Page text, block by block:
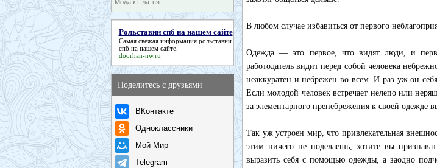
Мода › Платья
Рольставни спб на нашем сайте
Самая свежая информация рольставни
спб на нашем сайте.
doorhan-nw.ru
Поделитесь с друзьями
ВКонтакте
Одноклассники
Мой Мир
Telegram
В любом случае избавиться от первого
Одежда — это первое, что видят люди, и
работодатель видит перед собой человека
неаккуратен и небрежен во всем. И раз уж он
Если молодой человек встречает нелепо или
за элементарного пренебрежения к своей одежде
Так уж устроен мир, что привлекательная
этим ничего не поделаешь, хотите вы
выразить себя с помощью одежды, а заодно